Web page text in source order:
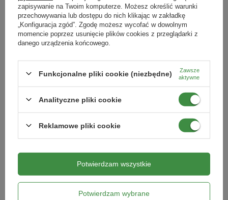
Groch Zwyczajny Vitara –
Pomidor cherry 'Cherrola' F1 -
Kategorie powiązane
zapisywanie na Twoim komputerze. Możesz określić warunki
przechowywania lub dostępu do nich klikając w zakładkę
„Konfiguracja zgód”. Zgodę możesz wycofać w dowolnym
momencie poprzez usunięcie plików cookies z przeglądarki z
danego urządzenia końcowego.
Funkcjonalne pliki cookie (niezbędne)
Zawsze
aktywne
Analityczne pliki cookie
Reklamowe pliki cookie
Potwierdzam wybrane
Potwierdzam wszystkie